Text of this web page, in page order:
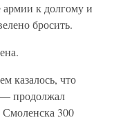
армии к долгому и
бросить.
казалось, что
— продолжал
300